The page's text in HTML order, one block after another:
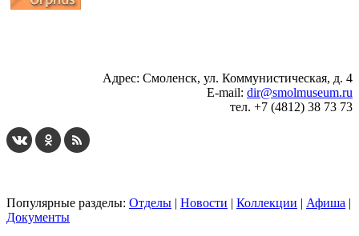
Адрес: Смоленск, ул. Коммунистическая, д. 4
E-mail: dir@smolmuseum.ru
тел. +7 (4812) 38 73 73
Популярные разделы: Отделы | Новости | Коллекции | Афиша |
Документы